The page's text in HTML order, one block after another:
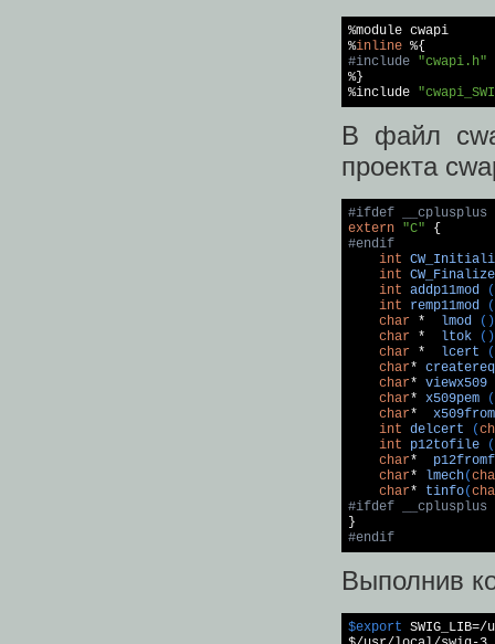
%module cwapi
%inline
#include "cwapi.h"
%}
%include
В файл
проекта
#ifdef __cplusplus
extern "C"
#endif
int
int CW_Finalize
int addp11mod
(
int
remp11mod
(
char * lmod
()
char * ltok
()
char * lcert
(
char* createreq
char* viewx509
char* x509pem
(
char*
int delcert (
int
p12tofile
(
char*
char* lmech(
char* tinfo(
#ifdef __cplusplus
#endif
Выполнив
$export